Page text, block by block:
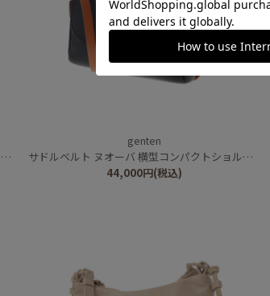
genten
サドルベルト ヌオーバ 横型コンパクトショルダーバッグ
44,000円(税込)